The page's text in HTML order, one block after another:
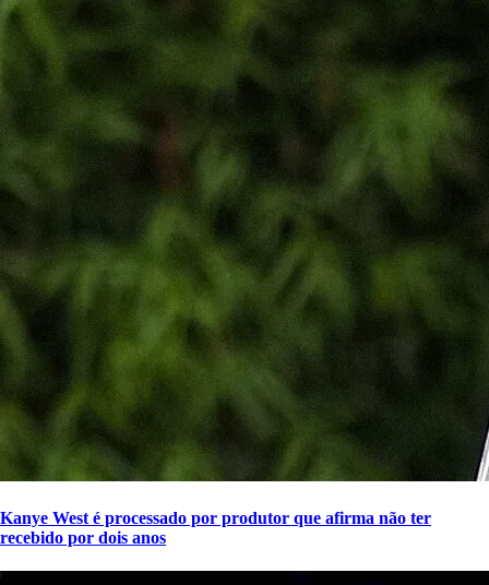
Kanye West é processado por produtor que afirma não ter
recebido por dois anos